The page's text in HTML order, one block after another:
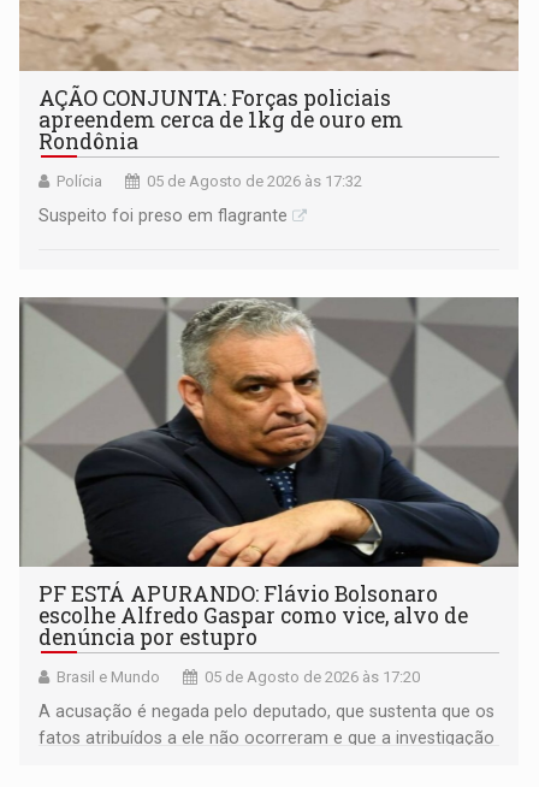
AÇÃO CONJUNTA: Forças policiais
apreendem cerca de 1kg de ouro em
Rondônia
Polícia 05 de Agosto de 2026 às 17:32
Suspeito foi preso em flagrante
PF ESTÁ APURANDO: Flávio Bolsonaro
escolhe Alfredo Gaspar como vice, alvo de
denúncia por estupro
Brasil e Mundo 05 de Agosto de 2026 às 17:20
A acusação é negada pelo deputado, que sustenta que os
fatos atribuídos a ele não ocorreram e que a investigação